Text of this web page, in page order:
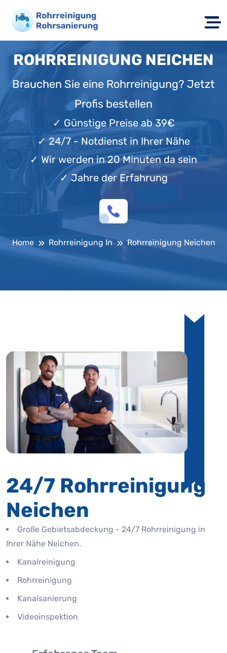
ROHRREINIGUNG NEICHEN
Brauchen Sie eine Rohrreinigung? Jetzt
Profis bestellen
✓ Günstige Preise ab 39€
✓ 24/7 - Notdienst in Ihrer Nähe
✓ Wir werden in 20 Minuten da sein
✓ Jahre der Erfahrung
Home Rohrreinigung In Rohrreinigung Neichen
24/7 Rohrreinigung
Neichen
Große Gebietsabdeckung - 24/7 Rohrreinigung in
Ihrer Nähe Neichen.
Kanalreinigung
Rohrreinigung
Kanalsanierung
Videoinspektion